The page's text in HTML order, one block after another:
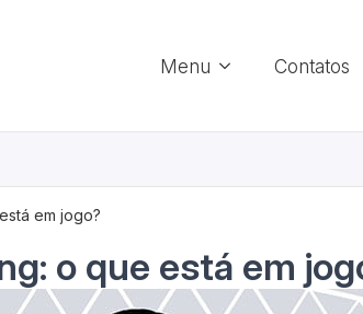
Menu Contatos
em jogo?
o que está em